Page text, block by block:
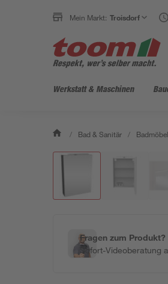
Mein Markt: Troisdorf
Werkstatt & Maschinen
/ Bad & Sanitär / Badmöbel
Fragen zum Produkt?
Sofort-Videoberatung